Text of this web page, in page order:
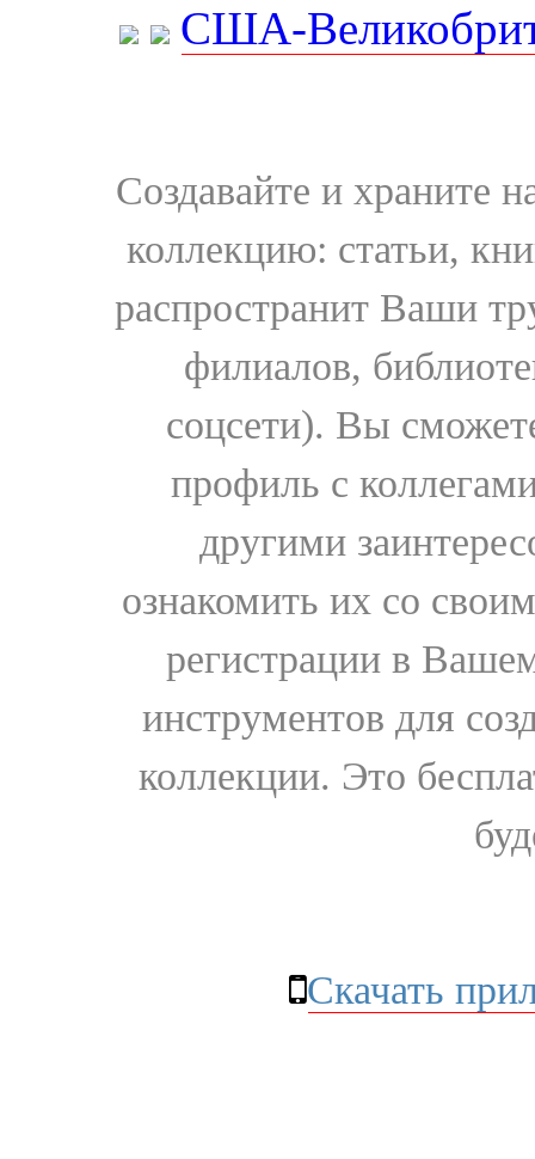
США-
Создавайте и храните
коллекцию: статьи,
распространит Ваши
филиалов,
соцсети). Вы
профиль с
другими
ознакомить их со
регистрации в
инструментов для
коллекции. Это
Скачать